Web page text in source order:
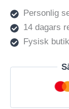
Personlig
14 dagars
Fysisk butik